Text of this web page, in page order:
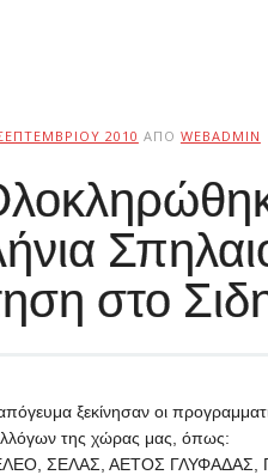
2010 ΑΠΌ WEBADMIN
στο
ξεκίνησαν οι
της χώρας μας, όπως:
ΣΕΛΑΣ, ΑΕΤΟΣ ΓΛΥΦΑΔΑΣ,